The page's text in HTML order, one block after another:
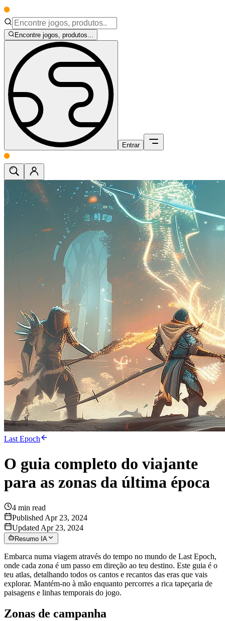
Encontre jogos, produtos...
Entrar
Last Epoch
O guia completo do viajante
para as zonas da última época
4 min read
Published Apr 23, 2024
Updated Apr 23, 2024
Resumo IA
Embarca numa viagem através do tempo no mundo de Last Epoch,
onde cada zona é um passo em direção ao teu destino. Este guia é o
teu atlas, detalhando todos os cantos e recantos das eras que vais
explorar. Mantém-no à mão enquanto percorres a rica tapeçaria de
paisagens e linhas temporais do jogo.
Zonas de campanha